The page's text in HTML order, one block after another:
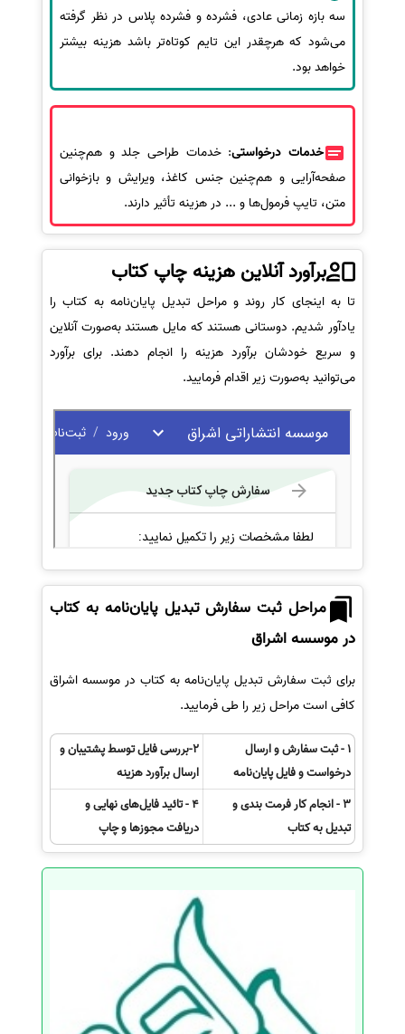
سه بازه زمانی عادی، فشرده و فشرده پلاس در نظر گرفته
می‌شود که هرچقدر این تایم کوتاه‌تر باشد هزینه بیشتر
خواهد بود.
خدمات درخواستی: خدمات طراحی جلد و هم‌چنین
صفحه‌آرایی و هم‌چنین جنس کاغذ، ویرایش و بازخوانی
متن، تایپ فرمول‌ها و ... در هزینه تأثیر دارند.
برآورد آنلاین هزینه چاپ کتاب
تا به اینجای کار روند و مراحل تبدیل پایان‌نامه به کتاب را
یادآور شدیم. دوستانی هستند که مایل هستند به‌صورت آنلاین
و سریع خودشان برآورد هزینه را انجام دهند. برای برآورد
می‌توانید به‌صورت زیر اقدام فرمایید.
مراحل ثبت سفارش تبدیل پایان‌نامه به کتاب
در موسسه اشراق
برای ثبت سفارش تبدیل پایان‌نامه به کتاب در موسسه اشراق
کافی است مراحل زیر را طی فرمایید.
1 - ثبت سفارش و ارسال
درخواست و فایل پایان‌نامه
2-بررسی فایل توسط پشتیبان و
ارسال برآورد هزینه
3 - انجام کار فرمت بندی و
تبدیل به کتاب
4 - تائید فایل‌های نهایی و
دریافت مجوزها و چاپ